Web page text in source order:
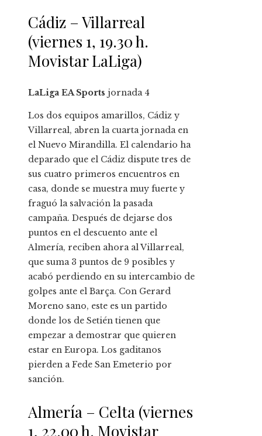
Cádiz – Villarreal
(viernes 1, 19.30 h.
Movistar LaLiga)
LaLiga EA Sports jornada 4
Los dos equipos amarillos, Cádiz y
Villarreal, abren la cuarta jornada en
el Nuevo Mirandilla. El calendario ha
deparado que el Cádiz dispute tres de
sus cuatro primeros encuentros en
casa, donde se muestra muy fuerte y
fraguó la salvación la pasada
campaña. Después de dejarse dos
puntos en el descuento ante el
Almería, reciben ahora al Villarreal,
que suma 3 puntos de 9 posibles y
acabó perdiendo en su intercambio de
golpes ante el Barça. Con Gerard
Moreno sano, este es un partido
donde los de Setién tienen que
empezar a demostrar que quieren
estar en Europa. Los gaditanos
pierden a Fede San Emeterio por
sanción.
Almería – Celta (viernes
1, 22.00 h. Movistar